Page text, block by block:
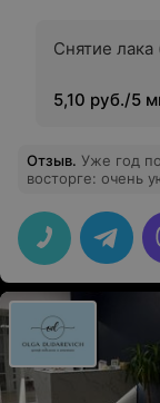
Снятие
5,10 руб./5
Отзыв. Уже год
восторге: очень
отдельно
Юлию. Я раньше
справиться с
посещения уже
человеческое